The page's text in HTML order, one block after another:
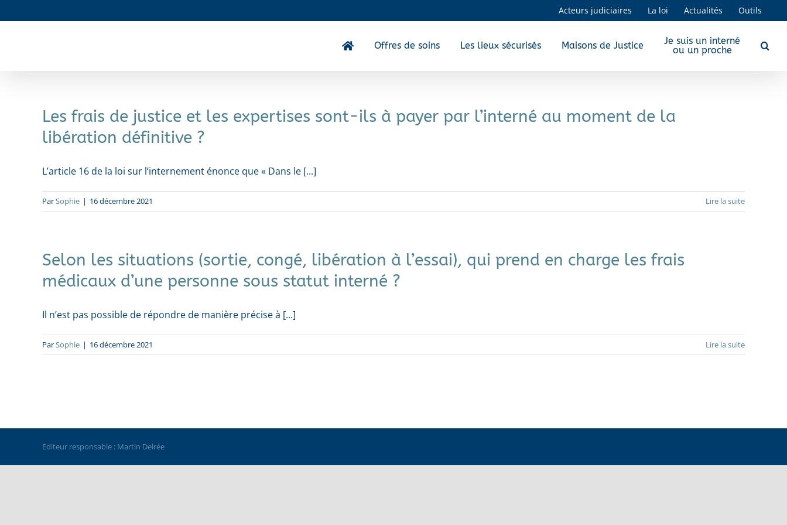
au
Acteurs judiciaires La loi Actualités Outils
Offres de soins Les lieux sécurisés Maisons de Justice
Je suis un interné
ou un proche
Les frais de justice et les expertises sont-ils à payer par l’interné au moment de la
libération définitive ?
L’article 16 de la loi sur l’internement énonce que « Dans le [...]
ParSophie | 16 décembre 2021 Lire la suite
Selon les situations (sortie, congé, libération à l’essai), qui prend en charge les frais
médicaux d’une personne sous statut interné ?
Il n’est pas possible de répondre de manière précise à [...]
ParSophie | 16 décembre 2021 Lire la suite
Editeur responsable : Martin Delrée